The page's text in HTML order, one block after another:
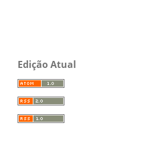
Edição Atual